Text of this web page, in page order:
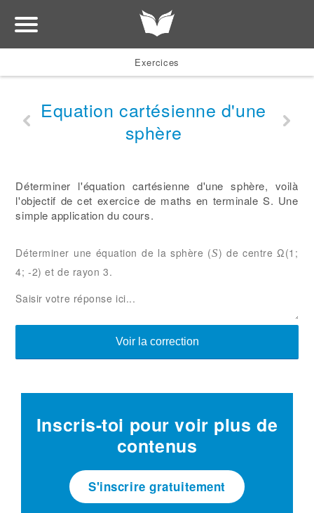
Exercices
Equation cartésienne d'une
sphère
Déterminer l'équation cartésienne d'une sphère, voilà
l'objectif de cet exercice de maths en terminale S. Une
simple application du cours.
Déterminer une équation de la sphère (S) de centre Ω(1;
4; -2) et de rayon 3.
Voir la correction
Inscris-toi pour voir plus de
contenus
S'inscrire gratuitement